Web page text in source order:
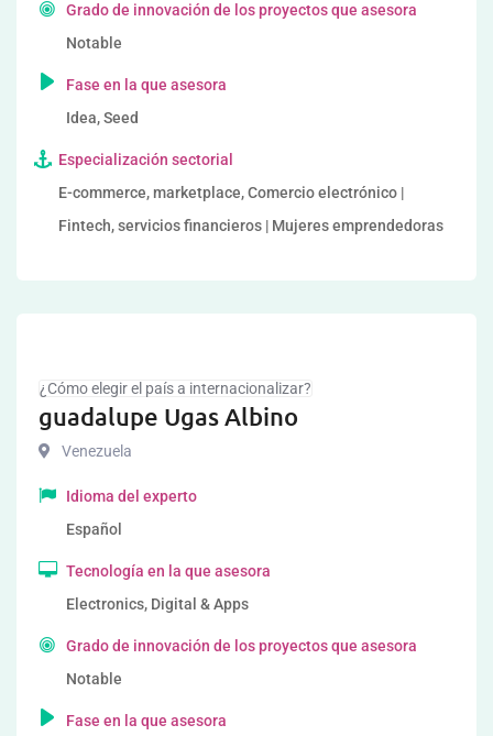
Grado de innovación de los proyectos que asesora
Notable
Fase en la que asesora
Idea, Seed
Especialización sectorial
E-commerce, marketplace, Comercio electrónico |
Fintech, servicios financieros | Mujeres emprendedoras
¿Cómo elegir el país a internacionalizar?
guadalupe Ugas Albino
Venezuela
Idioma del experto
Español
Tecnología en la que asesora
Electronics, Digital & Apps
Grado de innovación de los proyectos que asesora
Notable
Fase en la que asesora